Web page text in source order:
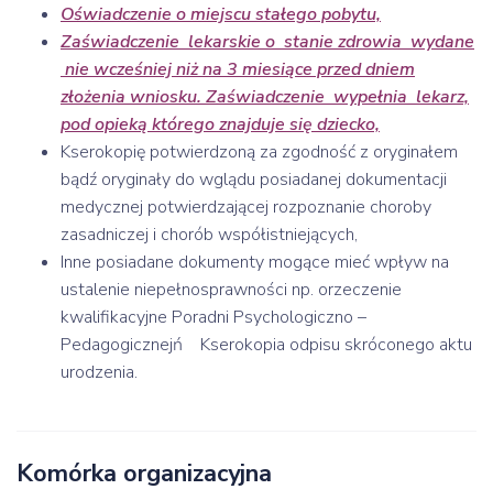
Oświadczenie o miejscu stałego pobytu,
Zaświadczenie lekarskie o stanie zdrowia wydane
nie wcześniej niż na 3 miesiące przed dniem
złożenia wniosku. Zaświadczenie wypełnia lekarz,
pod opieką którego znajduje się dziecko,
Kserokopię potwierdzoną za zgodność z oryginałem
bądź oryginały do wglądu posiadanej dokumentacji
medycznej potwierdzającej rozpoznanie choroby
zasadniczej i chorób współistniejących,
Inne posiadane dokumenty mogące mieć wpływ na
ustalenie niepełnosprawności np. orzeczenie
kwalifikacyjne Poradni Psychologiczno –
Pedagogicznejń Kserokopia odpisu skróconego aktu
urodzenia.
Komórka organizacyjna